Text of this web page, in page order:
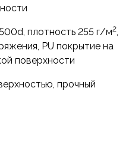
плотность 255 г/м2,
PU покрытие на
поверхности
прочный